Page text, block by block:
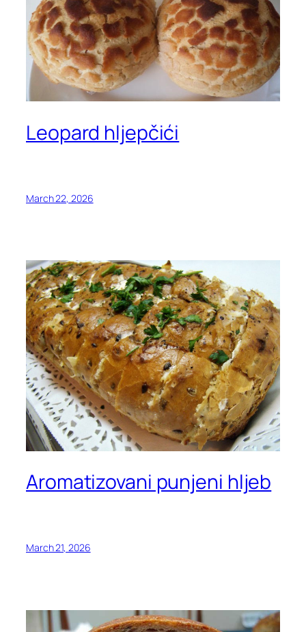
Leopard hljepčići
March 22, 2026
Aromatizovani punjeni hljeb
March 21, 2026